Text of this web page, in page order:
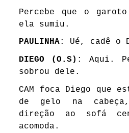
Percebe que o
ela sumiu.
PAULINHA: Ué, cadê o
DIEGO (O.S) : Aqui.
sobrou dele.
CAM foca Diego que
de gelo na
direção ao sofá
acomoda.